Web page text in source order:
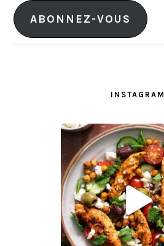
r
e
ABONNEZ-VOUS
INSTAGRAM